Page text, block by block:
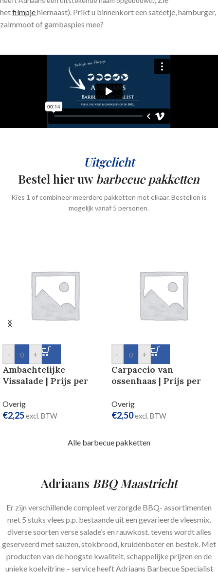
hetfilmpjehiernaast). Prikt u binnenkort een sateetje, hamburger,
zalmmoot of gambaspies mee?
Uitgelicht
Bestel hier uw barbecue pakketten
Kies 1 of combineer meerdere pakketten met elkaar. Bestellen is
mogelijk vanaf 5 personen.
- +
Ambachtelijke
Vissalade | Prijs per
Overig
€2,25excl. BTW
- +
Carpaccio van
ossenhaas | Prijs per
Overig
€2,50excl. BTW
Alle barbecue pakketten
Adriaans BBQ Maastricht
Er zijn verschillende compleet verzorgde BBQ- assortimenten
met 5 stuks vlees p.p. bestaande uit een gevarieerde vleesmix,
diverse soorten verse salade’s en rauwkost. tevens wordt alles
geserveerd met sauzen, stokbrood, kruidenboter en bestek. Met
producten van de hoogste kwaliteit, schappelijke prijzen en de
unieke koelvitrine – service heeft Adriaans Barbecue Specialist